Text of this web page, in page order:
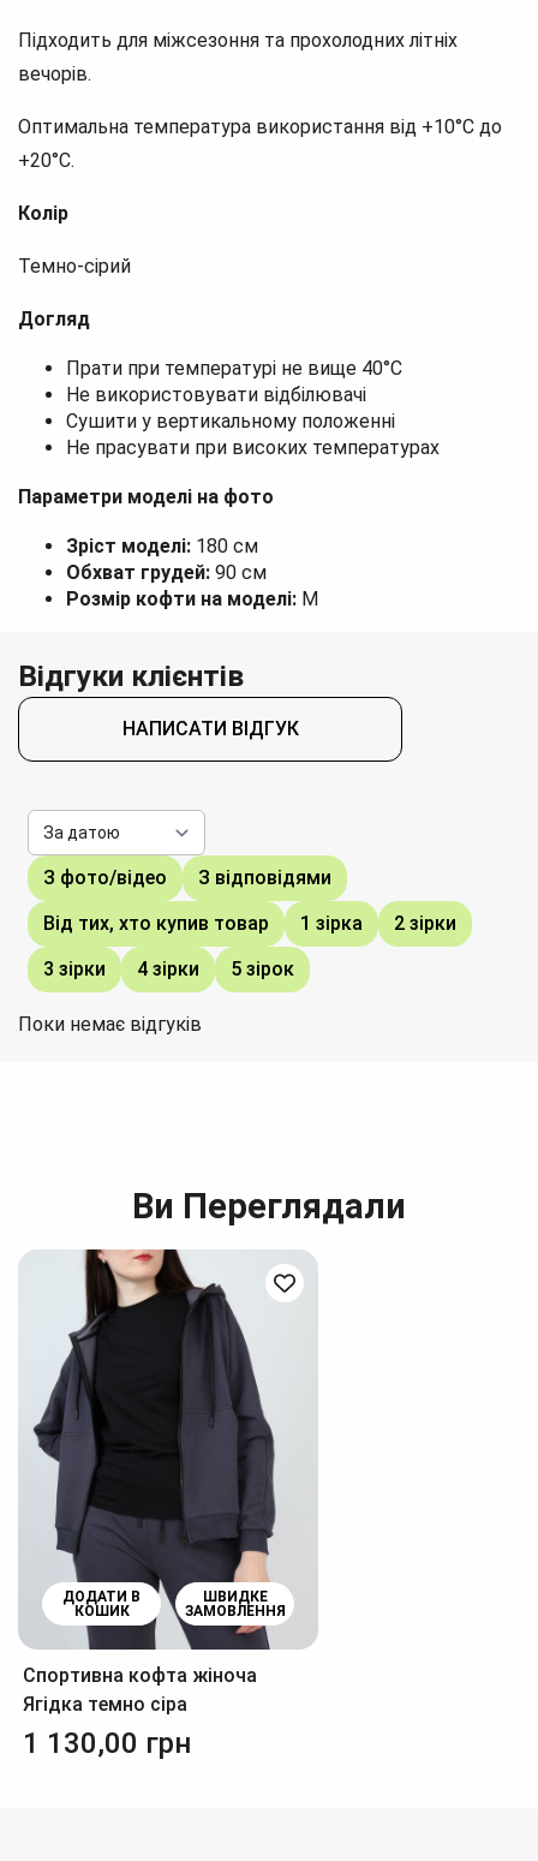
Підходить для міжсезоння та прохолодних літніх
вечорів.
Оптимальна температура використання від +10°C до
+20°C.
Колір
Темно-сірий
Догляд
Прати при температурі не вище 40°C
Не використовувати відбілювачі
Сушити у вертикальному положенні
Не прасувати при високих температурах
Параметри моделі на фото
Зріст моделі: 180 см
Обхват грудей: 90 см
Розмір кофти на моделі: M
Відгуки клієнтів
НАПИСАТИ ВІДГУК
З фото/відео
З відповідями
Від тих, хто купив товар
1 зірка
2 зірки
3 зірки
4 зірки 5 зірок
Поки немає відгуків
Ви Переглядали
ДОДАТИ В
КОШИК
ШВИДКЕ
ЗАМОВЛЕННЯ
Спортивна кофта жіноча
Ягідка темно сіра
1 130,00 грн